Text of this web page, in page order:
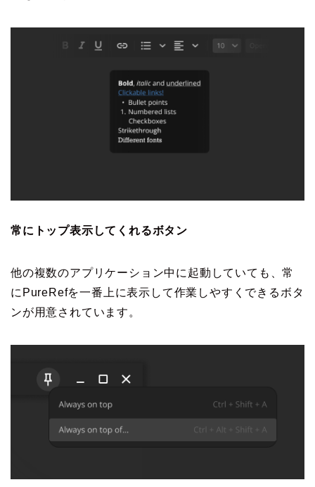
常にトップ表示してくれるボタン
他の複数のアプリケーション中に起動していても、常
にPureRefを一番上に表示して作業しやすくできるボタ
ンが用意されています。